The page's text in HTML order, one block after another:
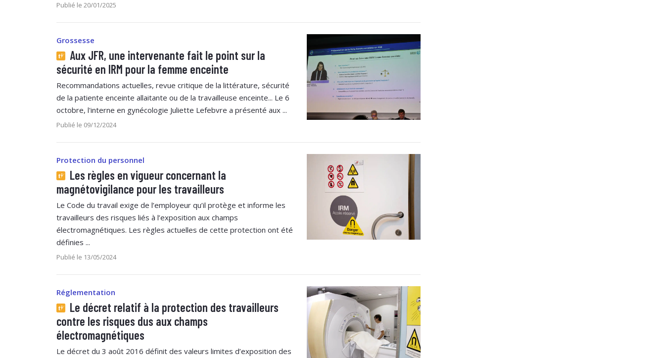
Publié le 20/01/2025
Grossesse
Aux JFR, une intervenante fait le point sur la
sécurité en IRM pour la femme enceinte
Recommandations actuelles, revue critique de la littérature, sécurité
de la patiente enceinte allaitante ou de la travailleuse enceinte... Le 6
octobre, l'interne en gynécologie Juliette Lefebvre a présenté aux ...
Publié le 09/12/2024
Protection du personnel
Les règles en vigueur concernant la
magnétovigilance pour les travailleurs
Le Code du travail exige de l’employeur qu’il protège et informe les
travailleurs des risques liés à l’exposition aux champs
électromagnétiques. Les règles actuelles de cette protection ont été
définies ...
Publié le 13/05/2024
Réglementation
Le décret relatif à la protection des travailleurs
contre les risques dus aux champs
électromagnétiques
Le décret du 3 août 2016 définit des valeurs limites d’exposition des